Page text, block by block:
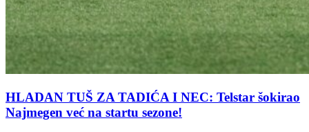
HLADAN TUŠ ZA TADIĆA I NEC: Telstar šokirao
Najmegen već na startu sezone!